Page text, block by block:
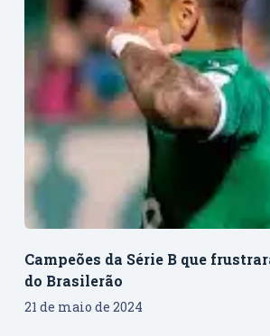
Campeões da Série B que
do Brasilerão
21 de maio de 2024